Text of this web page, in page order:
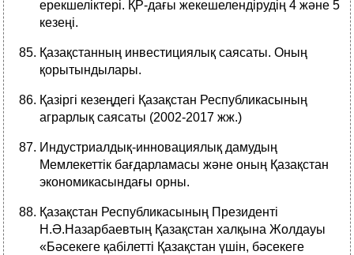
ерекшеліктері. ҚР-дағы жекешелендірудің 4 және 5
кезеңі.
Қазақстанның инвестициялық саясаты. Оның
қорытындылары.
Қазіргі кезеңдегі Қазақстан Республикасының
аграрлық саясаты (2002-2017 жж.)
Индустриалдық-инновациялық дамудың
Мемлекеттік бағдарламасы және оның Қазақстан
экономикасындағы орны.
Қазақстан Республикасының Президенті
Н.Ә.Назарбаевтың Қазақстан халқына Жолдауы
«Бәсекеге қабiлеттi Қазақстан үшiн, бәсекеге